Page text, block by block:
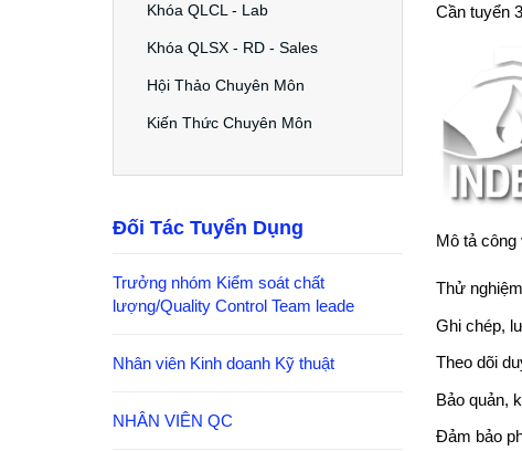
Cần tuyển
Mô tả công
Thử
Ghi chép,
Theo dõi
Bảo quản,
Đảm bảo
Khóa QLCL - Lab
Khóa QLSX - RD - Sales
Hội Thảo Chuyên Môn
Kiến Thức Chuyên Môn
Đối Tác Tuyển Dụng
Trưởng nhóm Kiểm soát chất
lượng/Quality Control Team leade
Nhân viên Kinh doanh Kỹ thuật
NHÂN VIÊN QC